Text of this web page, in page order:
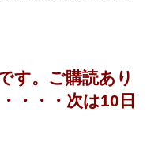
す。ご購読あり
・・・次は10日